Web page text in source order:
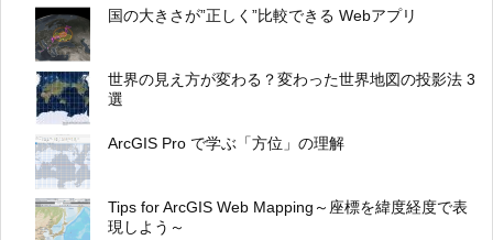
国の大きさが”正しく”比較できる Webアプリ
世界の見え方が変わる？変わった世界地図の投影法 3
選
ArcGIS Pro で学ぶ「方位」の理解
Tips for ArcGIS Web Mapping～座標を緯度経度で表
現しよう～